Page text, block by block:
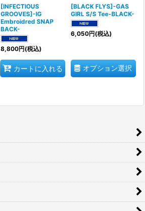
[INFECTIOUS
GROOVES]-IG
Embroidred SNAP
BACK-
8,800円(税込)
カートに入れる
[BLACK FLYS]-GAS
GIRL S/S Tee-BLACK-
6,050円(税込)
オプション選択